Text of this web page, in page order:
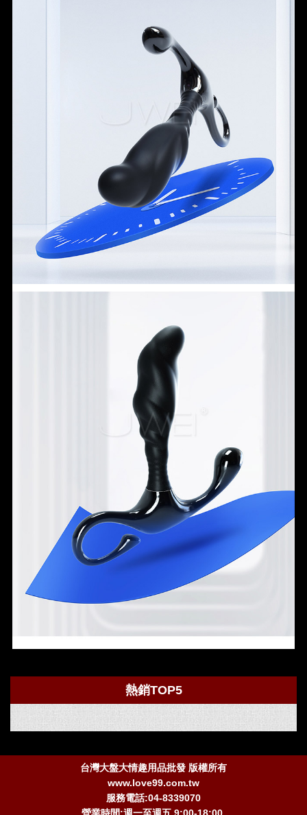
熱銷TOP5
台灣大盤大情趣用品批發 版權所有
www.love99.com.tw
服務電話:04-8339070